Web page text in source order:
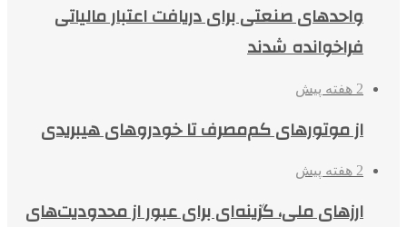
واحدهای صنعتی برای دریافت اعتبار مالیاتی
فراخوانده شدند
2 هفته پیش
از موتورهای کم‌مصرف تا خودروهای هیبریدی
2 هفته پیش
ارزهای ملی، گزینه‌ای برای عبور از محدودیت‌های